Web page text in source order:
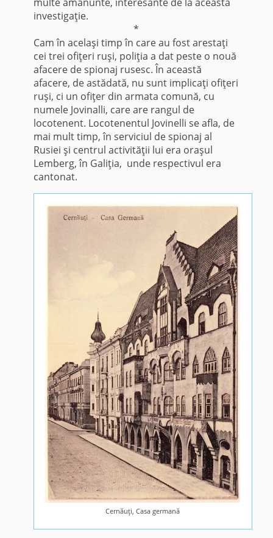
investigaţie.
*
Cam în acelaşi timp în care au fost arestaţi
cei trei ofiţeri ruşi, poliţia a dat peste o nouă
afacere de spionaj rusesc. În această
afacere, de astădată, nu sunt implicaţi ofiţeri
ruşi, ci un ofiţer din armata comună, cu
numele Jovinalli, care are rangul de
locotenent. Locotenentul Jovinelli se afla, de
mai mult timp, în serviciul de spionaj al
Rusiei şi centrul activităţii lui era oraşul
Lemberg, în Galiţia, unde respectivul era
cantonat.
Cernăuţi, Casa germană